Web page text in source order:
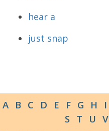
hear a
just snap
A B C D E F G H I
S T U V